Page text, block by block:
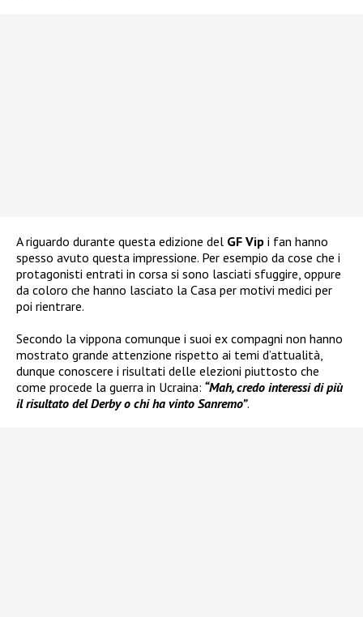
A riguardo durante questa edizione del GF Vip i fan hanno
spesso avuto questa impressione. Per esempio da cose che i
protagonisti entrati in corsa si sono lasciati sfuggire, oppure
da coloro che hanno lasciato la Casa per motivi medici per
poi rientrare.
Secondo la vippona comunque i suoi ex compagni non hanno
mostrato grande attenzione rispetto ai temi d’attualità,
dunque conoscere i risultati delle elezioni piuttosto che
come procede la guerra in Ucraina: “Mah, credo interessi di più
il risultato del Derby o chi ha vinto Sanremo”.